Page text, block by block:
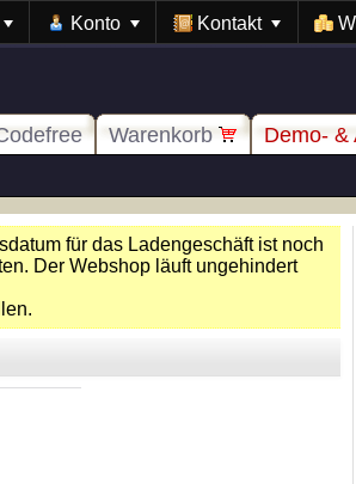
Konto Kontakt
Warenkorb
Demo- &
für das Ladengeschäft ist noch
Der Webshop läuft ungehindert